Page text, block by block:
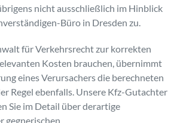
nicht ausschließlich im Hinblick
Büro in Dresden zu.
für Verkehrsrecht zur korrekten
Kosten brauchen, übernimmt
eines Verursachers die berechneten
Regel ebenfalls. Unsere Kfz-Gutachter
Sie im Detail über derartige
gegnerischen